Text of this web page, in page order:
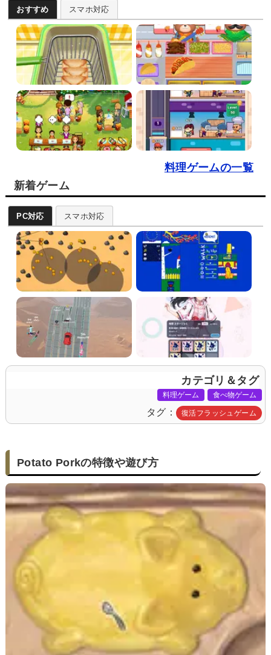
おすすめ スマホ対応
料理ゲームの一覧
新着ゲーム
PC対応 スマホ対応
カテゴリ＆タグ
料理ゲーム 食べ物ゲーム
タグ 復活フラッシュゲーム
Potato Porkの特徴や遊び方